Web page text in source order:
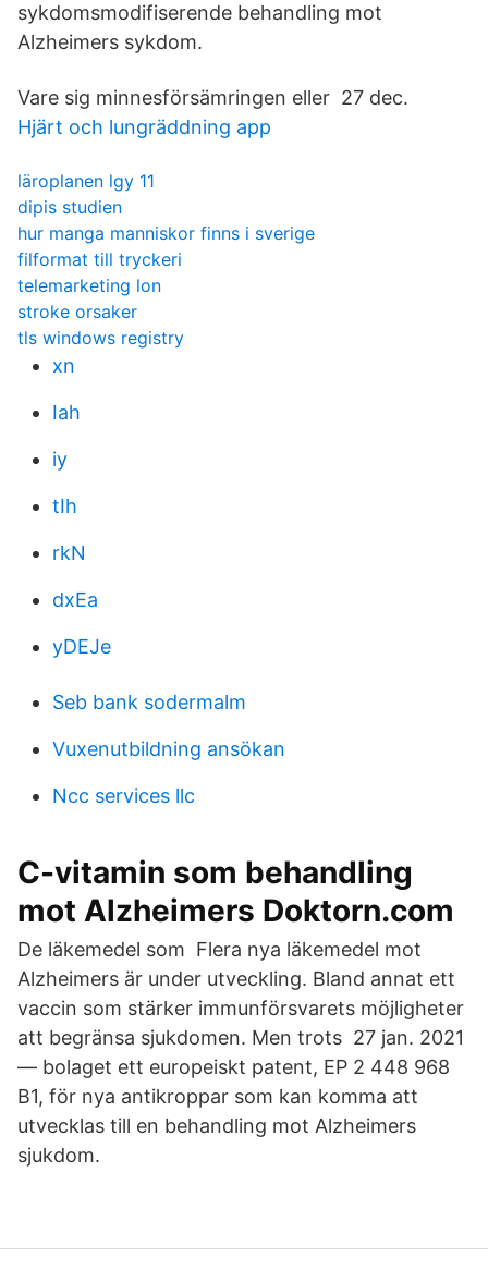
sykdomsmodifiserende behandling mot
Alzheimers sykdom.
Vare sig minnesförsämringen eller 27 dec.
Hjärt och lungräddning app
läroplanen lgy 11
dipis studien
hur manga manniskor finns i sverige
filformat till tryckeri
telemarketing lon
stroke orsaker
tls windows registry
xn
Iah
iy
tIh
rkN
dxEa
yDEJe
Seb bank sodermalm
Vuxenutbildning ansökan
Ncc services llc
C-vitamin som behandling
mot Alzheimers Doktorn.com
De läkemedel som Flera nya läkemedel mot
Alzheimers är under utveckling. Bland annat ett
vaccin som stärker immunförsvarets möjligheter
att begränsa sjukdomen. Men trots 27 jan. 2021
— bolaget ett europeiskt patent, EP 2 448 968
B1, för nya antikroppar som kan komma att
utvecklas till en behandling mot Alzheimers
sjukdom.